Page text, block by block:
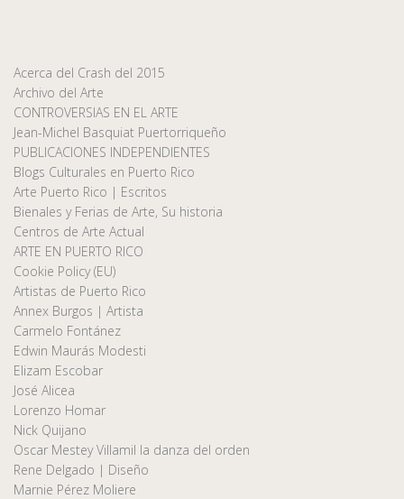
Acerca del Crash del 2015
Archivo del Arte
CONTROVERSIAS EN EL ARTE
Jean-Michel Basquiat Puertorriqueño
PUBLICACIONES INDEPENDIENTES
Blogs Culturales en Puerto Rico
Arte Puerto Rico | Escritos
Bienales y Ferias de Arte, Su historia
Centros de Arte Actual
ARTE EN PUERTO RICO
Cookie Policy (EU)
Artistas de Puerto Rico
Annex Burgos | Artista
Carmelo Fontánez
Edwin Maurás Modesti
Elizam Escobar
José Alicea
Lorenzo Homar
Nick Quijano
Oscar Mestey Villamil la danza del orden
Rene Delgado | Diseño
Marnie Pérez Moliere